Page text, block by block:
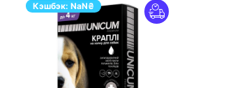
Кэшбэк: NaN₴